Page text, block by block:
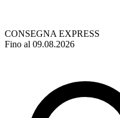
CONSEGNA EXPRESS
Fino al 09.08.2026